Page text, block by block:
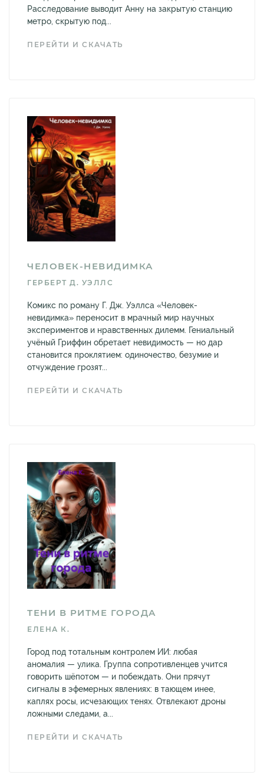
Расследование выводит Анну на закрытую станцию
метро, скрытую под...
ПЕРЕЙТИ И СКАЧАТЬ
ЧЕЛОВЕК-НЕВИДИМКА
ГЕРБЕРТ Д. УЭЛЛС
Комикс по роману Г. Дж. Уэллса «Человек-
невидимка» переносит в мрачный мир научных
экспериментов и нравственных дилемм. Гениальный
учёный Гриффин обретает невидимость — но дар
становится проклятием: одиночество, безумие и
отчуждение грозят...
ПЕРЕЙТИ И СКАЧАТЬ
ТЕНИ В РИТМЕ ГОРОДА
ЕЛЕНА К.
Город под тотальным контролем ИИ: любая
аномалия — улика. Группа сопротивленцев учится
говорить шёпотом — и побеждать. Они прячут
сигналы в эфемерных явлениях: в тающем инее,
каплях росы, исчезающих тенях. Отвлекают дроны
ложными следами, а...
ПЕРЕЙТИ И СКАЧАТЬ